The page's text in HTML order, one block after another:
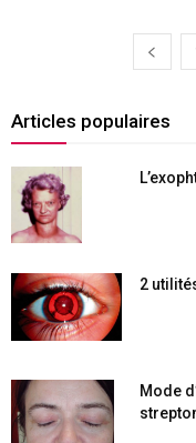
Articles populaires
2
Mode